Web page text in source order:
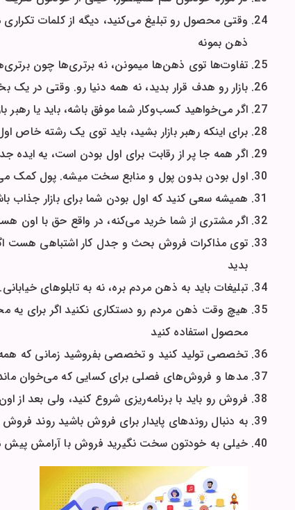
وقتی محصول رو تبلیغ می‌کنید، دیگه از کلمات
ذهن بمونه
تفاوت‌ها توی ذهن‌ها میمونن، نه برتری‌ها چون
بازار رو هدف قرار بدید، نه همه دنیا رو. وقتی در
اگر می‌خواهید کسب‌وکار شما موفق باشه، باید یا رهبر
برای اینکه رهبر بازار بشید، باید توی یک رشته خاص
اگر همه جا پر از رقابت برای اول بودن است، یه ایده
اول بودن بدون پول و منابع سخت میشه. پول کمک
همیشه سعی کنید که اول بودن شما برای بازار جذاب
اگر مشتری از شما خرید می‌کنه، در واقع حق با اون
توی مذاکرات فروش بحث و جدل کار اشتباهی هست
بدید
تبلیغات باید به ذهن مردم بره، نه به تابلوهای
هیچ وقت ذهن مردم رو دستکاری نکنید اگر برای یه
محصول استفاده کنید
تخصصی تولید کنید و تخصصی بفروشید زمانی که
مدها و فروش‌های فصلی برای کسایی که می‌خوان
فروش رو باید با برنامه‌ریزی شروع کنید، ولی بعد از
به دنبال روند‌های پایدار برای فروش باشید روند فروش باید حداقل 5-10 سال
خیلی به خودتون سخت نگیرید فروش با آرامش پیش